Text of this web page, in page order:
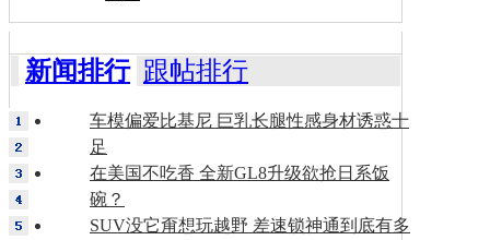
新闻排行 跟帖排行
车模偏爱比基尼 巨乳长腿性感身材诱惑十
足
在美国不吃香 全新GL8升级欲抢日系饭
碗？
SUV没它甭想玩越野 差速锁神通到底有多